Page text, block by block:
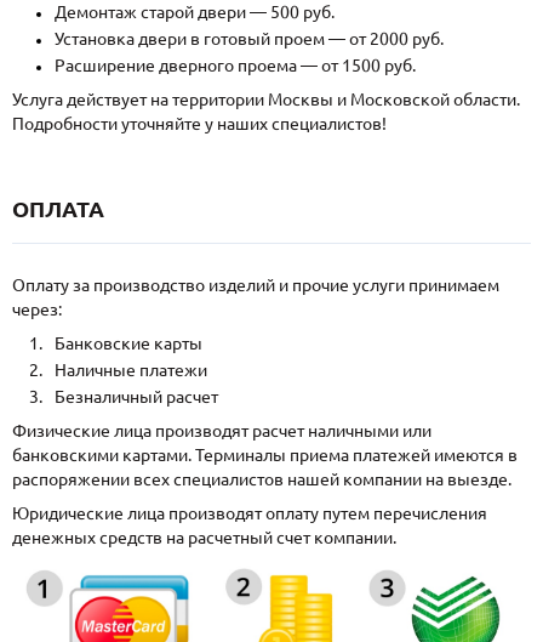
Демонтаж старой двери — 500 руб.
Установка двери в готовый проем — от 2000 руб.
Расширение дверного проема — от 1500 руб.
Услуга действует на территории Москвы и Московской области.
Подробности уточняйте у наших специалистов!
ОПЛАТА
Оплату за производство изделий и прочие услуги принимаем
через:
Банковские карты
Наличные платежи
Безналичный расчет
Физические лица производят расчет наличными или
банковскими картами. Терминалы приема платежей имеются в
распоряжении всех специалистов нашей компании на выезде.
Юридические лица производят оплату путем перечисления
денежных средств на расчетный счет компании.